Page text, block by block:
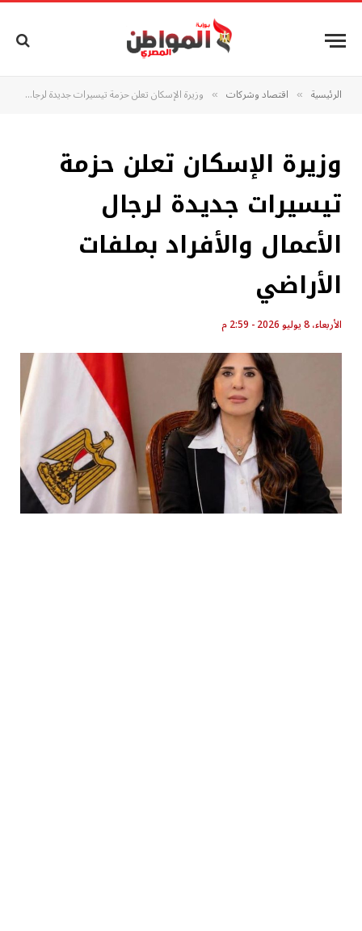
الرئيسية » اقتصاد وشركات » وزيرة الإسكان تعلن حزمة تيسيرات جديدة لرجال الأعمال والأفراد بملفات الأراضي
وزيرة الإسكان تعلن حزمة
تيسيرات جديدة لرجال
الأعمال والأفراد بملفات
الأراضي
الأربعاء، 8 يوليو 2026 - 2:59 م